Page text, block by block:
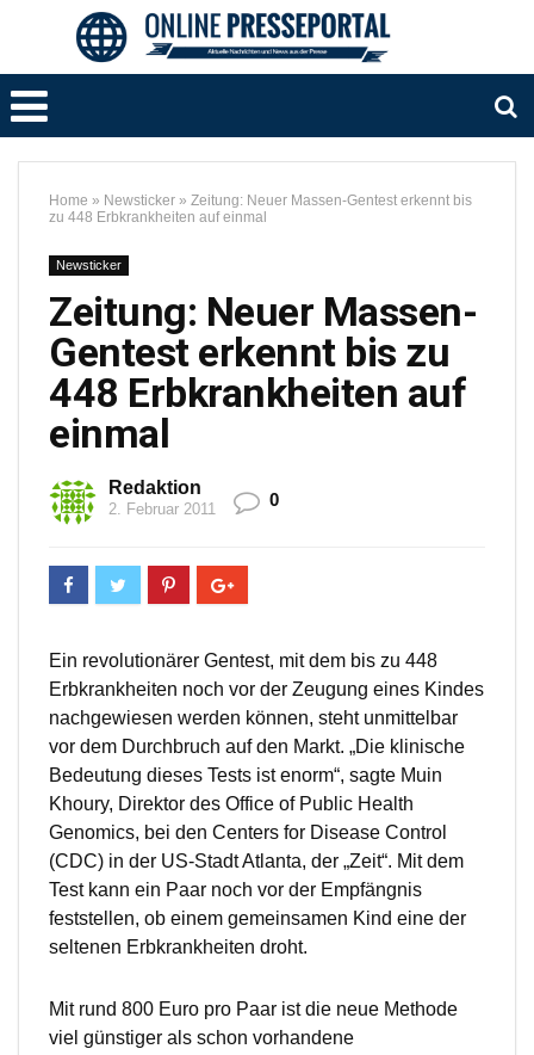
Home » Newsticker » Zeitung: Neuer Massen-Gentest erkennt bis
zu 448 Erbkrankheiten auf einmal
Newsticker
Zeitung: Neuer Massen-
Gentest erkennt bis zu
448 Erbkrankheiten auf
einmal
Redaktion
2. Februar 2011 0
Ein revolutionärer Gentest, mit dem bis zu 448
Erbkrankheiten noch vor der Zeugung eines Kindes
nachgewiesen werden können, steht unmittelbar
vor dem Durchbruch auf den Markt. „Die klinische
Bedeutung dieses Tests ist enorm“, sagte Muin
Khoury, Direktor des Office of Public Health
Genomics, bei den Centers for Disease Control
(CDC) in der US-Stadt Atlanta, der „Zeit“. Mit dem
Test kann ein Paar noch vor der Empfängnis
feststellen, ob einem gemeinsamen Kind eine der
seltenen Erbkrankheiten droht.
Mit rund 800 Euro pro Paar ist die neue Methode
viel günstiger als schon vorhandene